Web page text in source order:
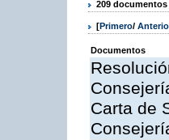
209
[Primero/
Documentos
Carta de